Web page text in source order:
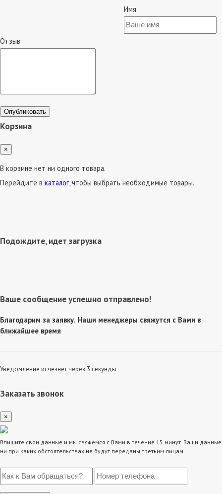
Имя
Отзыв
Опубликовать
Корзина
×
В корзине нет ни одного товара.
Перейдите в каталог, чтобы выбрать необходимые товары.
Подождите, идет загрузка
Ваше сообщение успешно отправлено!
Благодарим за заявку. Наши менеджеры свяжутся с Вами в
ближайшее время
Уведомление исчезнет через 3 секунды
Заказать звонок
×
Впишите свои данные и мы свяжемся с Вами в течение 15 минут. Ваши данные
ни при каких обстоятельствах не будут переданы третьим лицам.